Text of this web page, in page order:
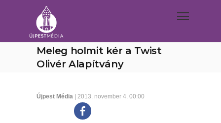
Meleg holmit kér a Twist
Olivér Alapítvány
Újpest Média | 2013. november 4. 00:00